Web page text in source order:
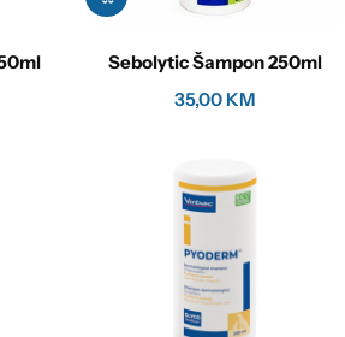
Sebolytic Šampon 250ml
35,00 KM